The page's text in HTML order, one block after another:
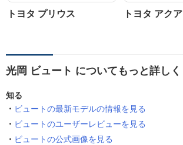
トヨタ プリウス トヨタ アクア
光岡 ビュート についてもっと詳しく
知る
ビュートの最新モデルの情報を見る
ビュートのユーザーレビューを見る
ビュートの公式画像を見る